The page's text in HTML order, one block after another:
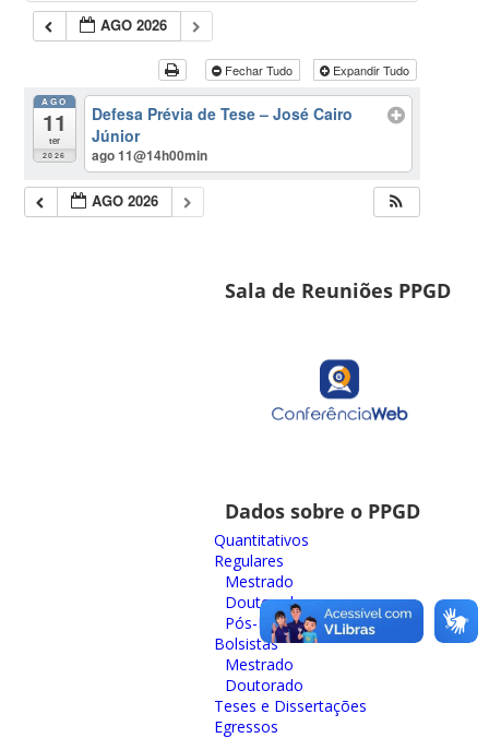
AGO 2026
Fechar Tudo Expandir Tudo
AGO
11
ter
2026
Defesa Prévia de Tese – José Cairo
Júnior
ago 11@14h00min
AGO 2026
Sala de Reuniões PPGD
Dados sobre o PPGD
Quantitativos
Regulares
Mestrado
Doutorado
Pós-Doutorado
Bolsistas
Mestrado
Doutorado
Teses e Dissertações
Egressos